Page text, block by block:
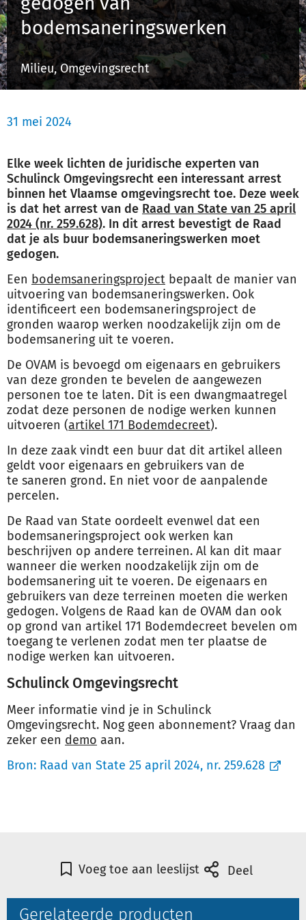
Schulinck Omgevingsrecht Databank
Over ons
Contact
Registreren
bodemsaneringswerken
Milieu, Omgevingsrecht
31 mei 2024
Elke week lichten de juridische experten van
Schulinck Omgevingsrecht een interessant arrest
binnen het Vlaamse omgevingsrecht toe. Deze week
is dat het arrest van de Raad van State van 25 april
2024 (nr. 259.628). In dit arrest bevestigt de Raad
dat je als buur bodemsaneringswerken moet
gedogen.
Een bodemsaneringsproject bepaalt de manier van
uitvoering van bodemsaneringswerken. Ook
identificeert een bodemsaneringsproject de
gronden waarop werken noodzakelijk zijn om de
bodemsanering uit te voeren.
De OVAM is bevoegd om eigenaars en gebruikers
van deze gronden te bevelen de aangewezen
personen toe te laten. Dit is een dwangmaatregel
zodat deze personen de nodige werken kunnen
uitvoeren (artikel 171 Bodemdecreet).
In deze zaak vindt een buur dat dit artikel alleen
geldt voor eigenaars en gebruikers van de
te saneren grond. En niet voor de aanpalende
percelen.
De Raad van State oordeelt evenwel dat een
bodemsaneringsproject ook werken kan
beschrijven op andere terreinen. Al kan dit maar
wanneer die werken noodzakelijk zijn om de
bodemsanering uit te voeren. De eigenaars en
gebruikers van deze terreinen moeten die werken
gedogen. Volgens de Raad kan de OVAM dan ook
op grond van artikel 171 Bodemdecreet bevelen om
toegang te verlenen zodat men ter plaatse de
nodige werken kan uitvoeren.
Schulinck Omgevingsrecht
Meer informatie vind je in Schulinck
Omgevingsrecht. Nog geen abonnement? Vraag dan
zeker een demo aan.
Bron: Raad van State 25 april 2024, nr. 259.628
Voeg toe aan leeslijst Deel
Gerelateerde producten